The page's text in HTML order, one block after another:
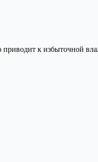
приводит к избыточной